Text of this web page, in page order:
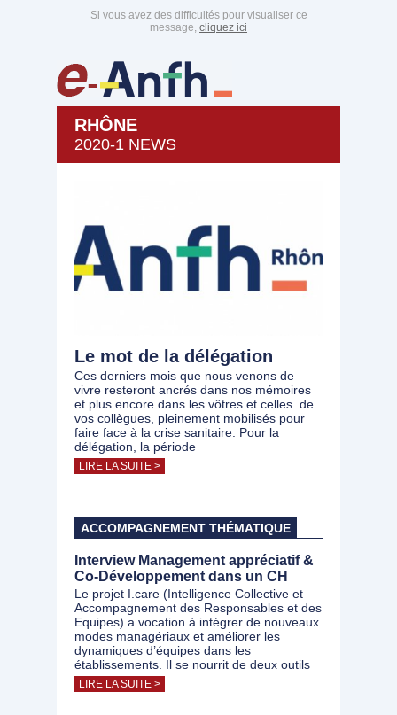
Si vous avez des difficultés pour visualiser ce
message, cliquez ici
RHÔNE
2020-1 NEWS
Le mot de la délégation
Ces derniers mois que nous venons de
vivre resteront ancrés dans nos mémoires
et plus encore dans les vôtres et celles de
vos collègues, pleinement mobilisés pour
faire face à la crise sanitaire. Pour la
délégation, la période
LIRE LA SUITE >
ACCOMPAGNEMENT THÉMATIQUE
Interview Management appréciatif &
Co-Développement dans un CH
Le projet I.care (Intelligence Collective et
Accompagnement des Responsables et des
Equipes) a vocation à intégrer de nouveaux
modes managériaux et améliorer les
dynamiques d’équipes dans les
établissements. Il se nourrit de deux outils
LIRE LA SUITE >